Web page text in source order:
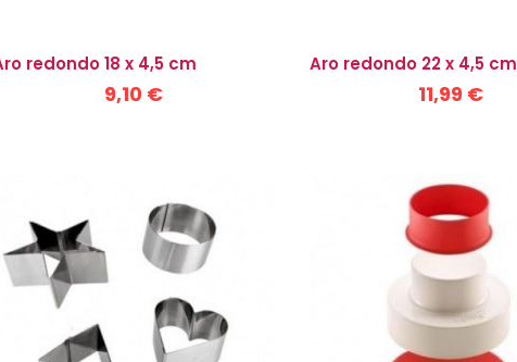
redondo 18 x 4,5 cm
9,10 €
Aro redondo 22 x 4,5 cm
11,99 €